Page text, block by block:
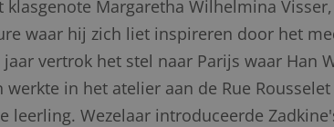
klasgenote Margaretha Wilhelmina
waar hij zich liet inspireren door het
vertrok het stel naar Parijs waar Han
in het atelier aan de Rue
leerling. Wezelaar introduceerde